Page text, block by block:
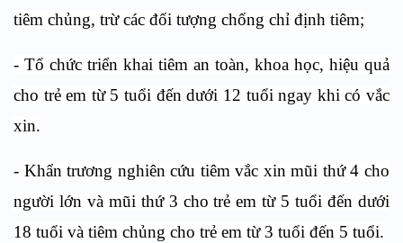
tiêm chủng, trừ các đối tượng chống chỉ định tiêm;
- Tổ chức triển khai tiêm an toàn, khoa học, hiệu quả
cho trẻ em từ 5 tuổi đến dưới 12 tuổi ngay khi có vắc
xin.
- Khẩn trương nghiên cứu tiêm vắc xin mũi thứ 4 cho
người lớn và mũi thứ 3 cho trẻ em từ 5 tuổi đến dưới
18 tuổi và tiêm chủng cho trẻ em từ 3 tuổi đến 5 tuổi.